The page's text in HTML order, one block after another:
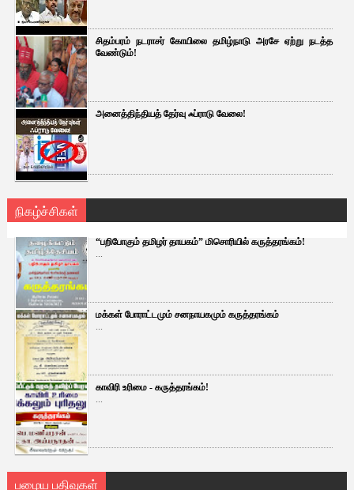
சிதம்பரம் நடராசர் கோயிலை தமிழ்நாடு அரசே ஏற்று நடத்த
வேண்டும்!
அனைத்திந்தியத் தேர்வு ஃப்ராடு வேலை!
நிகழ்ச்சிகள்
“பறிபோகும் தமிழர் தாயகம்” மிசொரியில் கருத்தரங்கம்!
...
மக்கள் போராட்டமும் சனநாயகமும் கருத்தரங்கம்
...
காவிரி உரிமை - கருத்தரங்கம்!
...
பழைய பதிவுகள்